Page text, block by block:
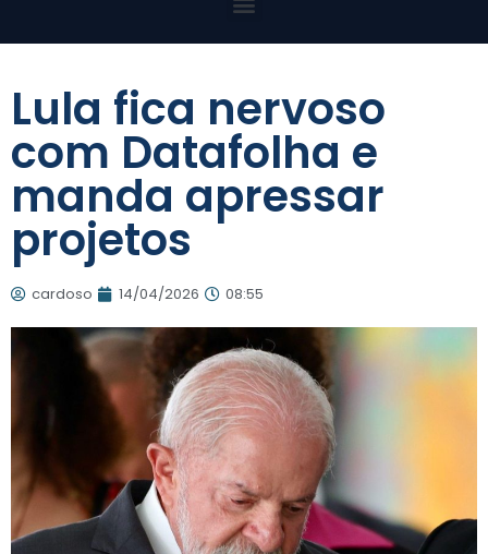
Lula fica nervoso
com Datafolha e
manda apressar
projetos
cardoso 14/04/2026 08:55